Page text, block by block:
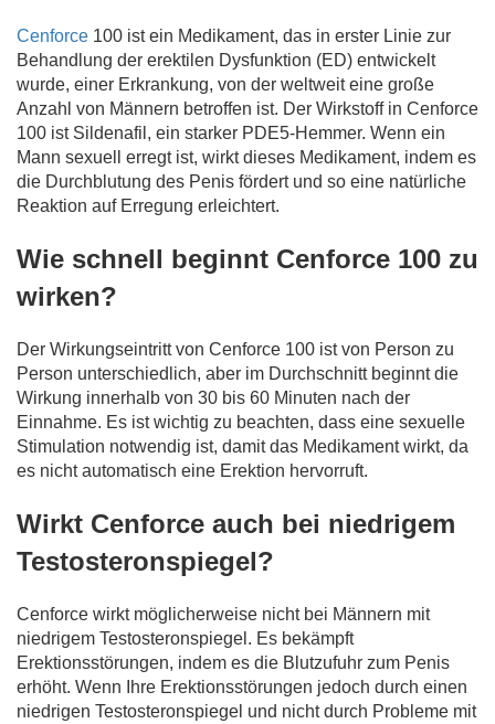
Cenforce 100 ist ein Medikament, das in erster Linie zur
Behandlung der erektilen Dysfunktion (ED) entwickelt
wurde, einer Erkrankung, von der weltweit eine große
Anzahl von Männern betroffen ist. Der Wirkstoff in Cenforce
100 ist Sildenafil, ein starker PDE5-Hemmer. Wenn ein
Mann sexuell erregt ist, wirkt dieses Medikament, indem es
die Durchblutung des Penis fördert und so eine natürliche
Reaktion auf Erregung erleichtert.
Wie schnell beginnt Cenforce 100 zu
wirken?
Der Wirkungseintritt von Cenforce 100 ist von Person zu
Person unterschiedlich, aber im Durchschnitt beginnt die
Wirkung innerhalb von 30 bis 60 Minuten nach der
Einnahme. Es ist wichtig zu beachten, dass eine sexuelle
Stimulation notwendig ist, damit das Medikament wirkt, da
es nicht automatisch eine Erektion hervorruft.
Wirkt Cenforce auch bei niedrigem
Testosteronspiegel?
Cenforce wirkt möglicherweise nicht bei Männern mit
niedrigem Testosteronspiegel. Es bekämpft
Erektionsstörungen, indem es die Blutzufuhr zum Penis
erhöht. Wenn Ihre Erektionsstörungen jedoch durch einen
niedrigen Testosteronspiegel und nicht durch Probleme mit